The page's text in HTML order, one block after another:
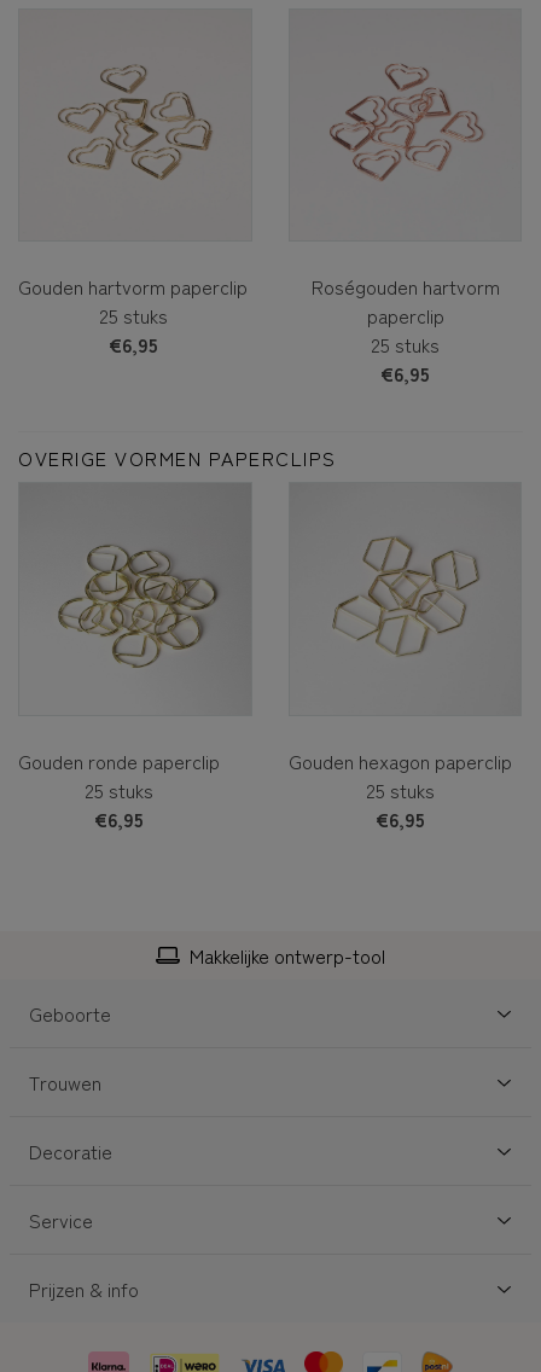
Gouden hartvorm paperclip
25 stuks
€6,95
Roségouden hartvorm
paperclip
25 stuks
€6,95
OVERIGE VORMEN PAPERCLIPS
Gouden ronde paperclip
25 stuks
€6,95
Gouden hexagon paperclip
25 stuks
€6,95
Makkelijke ontwerp-tool
Geboorte
Trouwen
Decoratie
Service
Prijzen & info